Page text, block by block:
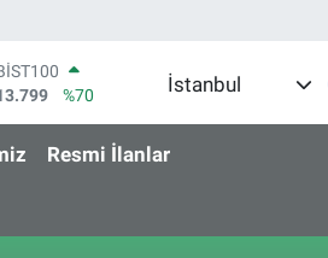
%70
64.643,95
%0.16
%-0.08
İstanbul
Resmi İlanlar